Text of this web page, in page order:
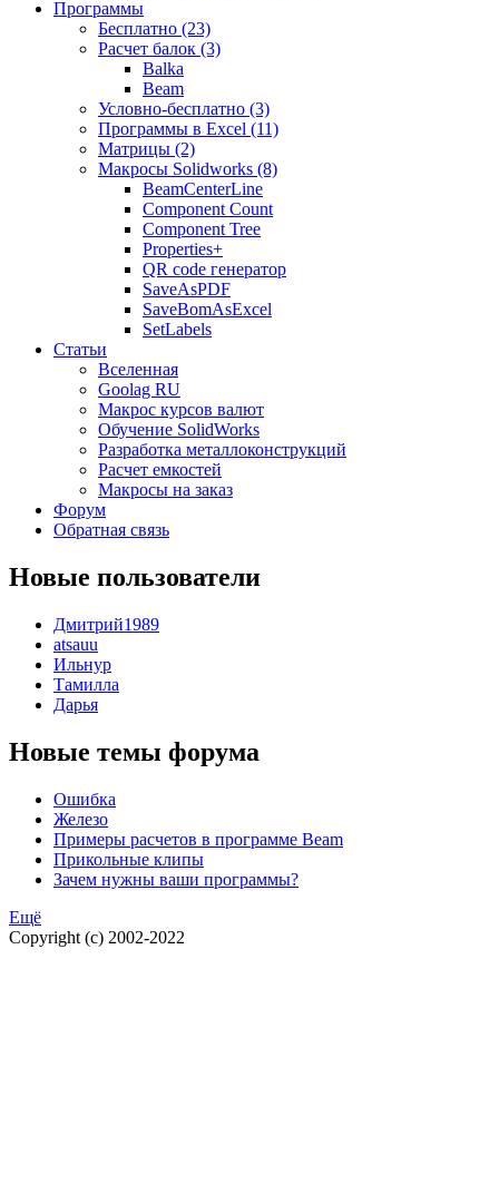
Программы
Бесплатно (23)
Расчет балок (3)
Balka
Beam
Условно-бесплатно (3)
Программы в Excel (11)
Матрицы (2)
Макросы Solidworks (8)
BeamCenterLine
Component Count
Component Tree
Properties+
QR code генератор
SaveAsPDF
SaveBomAsExcel
SetLabels
Статьи
Вселенная
Goolag RU
Макрос курсов валют
Обучение SolidWorks
Разработка металлоконструкций
Расчет емкостей
Макросы на заказ
Форум
Обратная связь
Новые пользователи
Дмитрий1989
atsauu
Ильнур
Тамилла
Дарья
Новые темы форума
Ошибка
Железо
Примеры расчетов в программе Beam
Прикольные клипы
Зачем нужны ваши программы?
Ещё
Copyright (c) 2002-2022